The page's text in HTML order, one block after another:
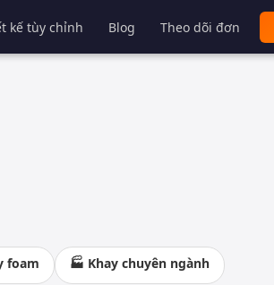
kế tùy chỉnh Blog Theo dõi đơn
foam 🏭 Khay chuyên ngành